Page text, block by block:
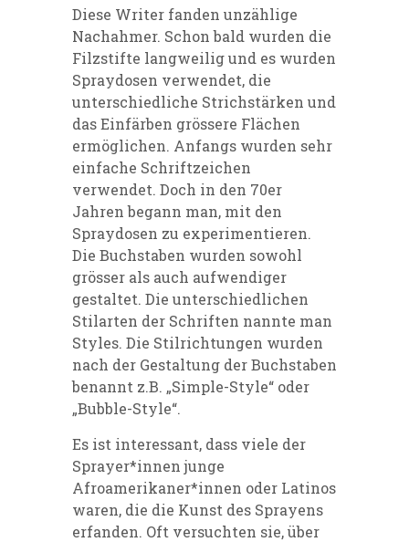
Diese Writer fanden unzählige
Nachahmer. Schon bald wurden die
Filzstifte langweilig und es wurden
Spraydosen verwendet, die
unterschiedliche Strichstärken und
das Einfärben grössere Flächen
ermöglichen. Anfangs wurden sehr
einfache Schriftzeichen
verwendet. Doch in den 70er
Jahren begann man, mit den
Spraydosen zu experimentieren.
Die Buchstaben wurden sowohl
grösser als auch aufwendiger
gestaltet. Die unterschiedlichen
Stilarten der Schriften nannte man
Styles. Die Stilrichtungen wurden
nach der Gestaltung der Buchstaben
benannt z.B. „Simple-Style“ oder
„Bubble-Style“.
Es ist interessant, dass viele der
Sprayer*innen junge
Afroamerikaner*innen oder Latinos
waren, die die Kunst des Sprayens
erfanden. Oft versuchten sie, über